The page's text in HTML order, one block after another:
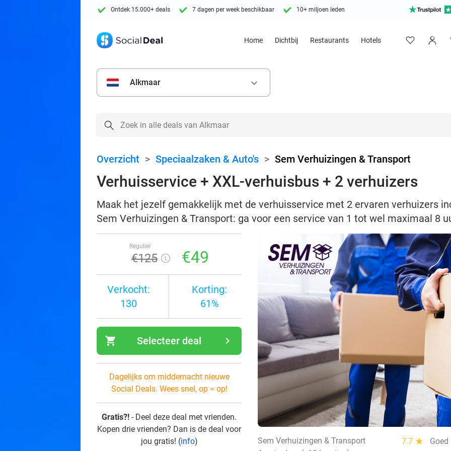
Ontdek 15.000+ deals 7 dagen per week beschikbaar 10+ miljoen leden
Home Dichtbij Restaurants Hotels
Alkmaar keyboard_arrow_down
Overzicht > Speciaalzaken & Auto's > Sem Verhuizingen & Transport
Verhuisservice + XXL-verhuisbus + 2 verhuizers
Maak het jezelf gemakkelijk met de verhuisservice met 2 ervaren verhuizers
Sem Verhuizingen & Transport: ga voor een service van 1 tot wel maximaal 8
Regulier
€125 €49
Verkocht:
130
Korting:
61%
shopping_cart navigate_next
Selecteer deal
Dagelijks om middernacht nieuwe
Social Deals. Wees snel, op = op!
Gratis?! - Deel deze deal met vrienden.
Kopen drie vrienden? Dan is de deal voor
jou gratis! (info) Sem Verhuizingen & Transport 7.7 star
Goed